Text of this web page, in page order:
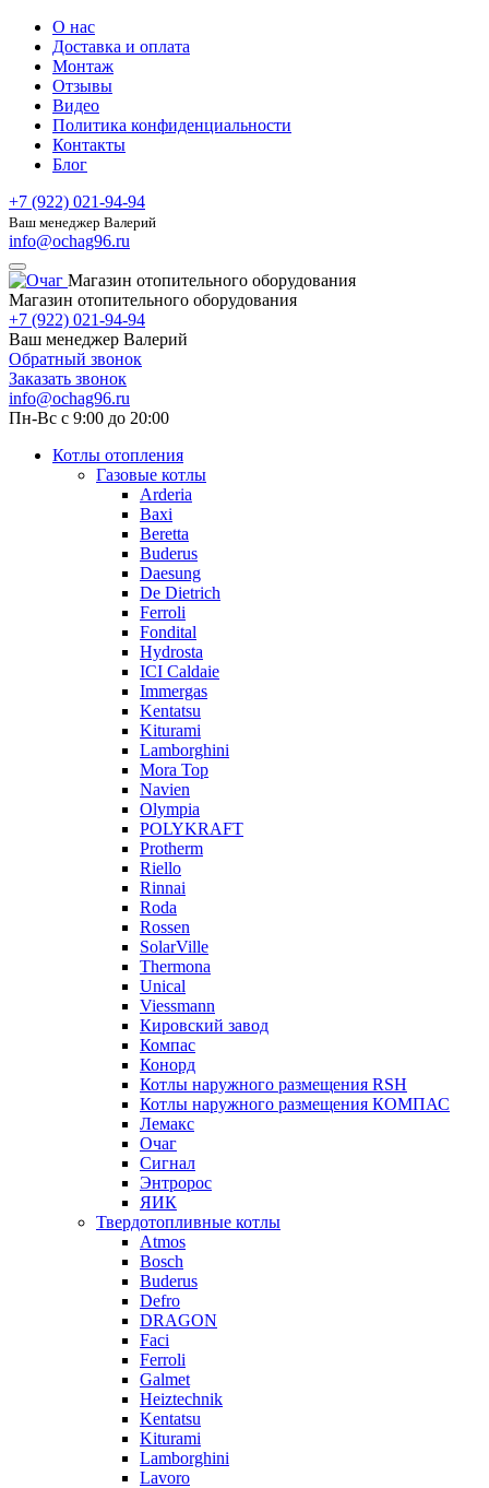
О нас
Доставка и оплата
Монтаж
Отзывы
Видео
Политика конфиденциальности
Контакты
Блог
+7 (922) 021-94-94
Ваш менеджер Валерий
info@ochag96.ru
Магазин отопительного оборудования
Магазин отопительного оборудования
+7 (922) 021-94-94
Ваш менеджер Валерий
Обратный звонок
Заказать звонок
info@ochag96.ru
Пн-Вс с 9:00 до 20:00
Котлы отопления
Газовые котлы
Arderia
Baxi
Beretta
Buderus
Daesung
De Dietrich
Ferroli
Fondital
Hydrosta
ICI Caldaie
Immergas
Kentatsu
Kiturami
Lamborghini
Mora Top
Navien
Olympia
POLYKRAFT
Protherm
Riello
Rinnai
Roda
Rossen
SolarVille
Thermona
Unical
Viessmann
Кировский завод
Компас
Конорд
Котлы наружного размещения RSH
Котлы наружного размещения КОМПАС
Лемакс
Очаг
Сигнал
Энтророс
ЯИК
Твердотопливные котлы
Atmos
Bosch
Buderus
Defro
DRAGON
Faci
Ferroli
Galmet
Heiztechnik
Kentatsu
Kiturami
Lamborghini
Lavoro